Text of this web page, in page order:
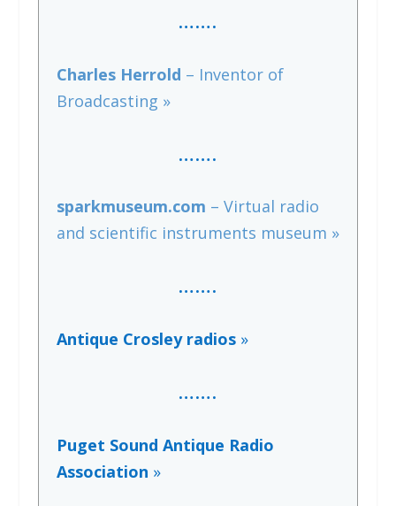
…….
Charles Herrold – Inventor of
Broadcasting »
…….
sparkmuseum.com – Virtual radio
and scientific instruments museum »
…….
Antique Crosley radios»
…….
Puget Sound Antique Radio
Association »